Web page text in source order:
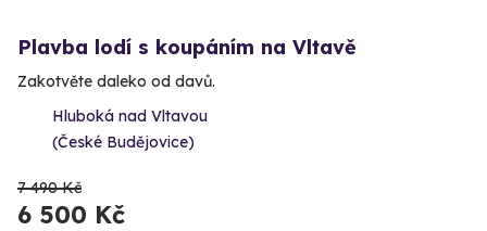
Plavba lodí s koupáním na Vltavě
Zakotvěte daleko od davů.
Hluboká nad Vltavou
(České Budějovice)
7 490 Kč
6 500 Kč